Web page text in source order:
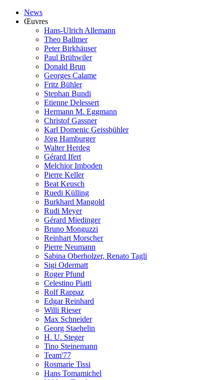
News
Œuvres
Hans-Ulrich Allemann
Theo Ballmer
Peter Birkhäuser
Paul Brühwiler
Donald Brun
Georges Calame
Fritz Bühler
Stephan Bundi
Etienne Delessert
Hermann M. Eggmann
Christof Gassner
Karl Domenic Geissbühler
Jörg Hamburger
Walter Herdeg
Gérard Ifert
Melchior Imboden
Pierre Keller
Beat Keusch
Ruedi Külling
Burkhard Mangold
Rudi Meyer
Gérard Miedinger
Bruno Monguzzi
Reinhart Morscher
Pierre Neumann
Sabina Oberholzer, Renato Tagli
Sigi Odermatt
Roger Pfund
Celestino Piatti
Rolf Rappaz
Edgar Reinhard
Willi Rieser
Max Schneider
Georg Staehelin
H. U. Steger
Tino Steinemann
Team'77
Rosmarie Tissi
Hans Tomamichel